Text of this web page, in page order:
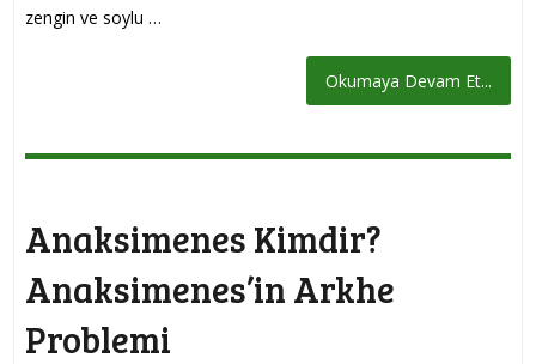
zengin ve soylu …
Okumaya Devam Et...
Anaksimenes Kimdir?
Anaksimenes’in Arkhe
Problemi